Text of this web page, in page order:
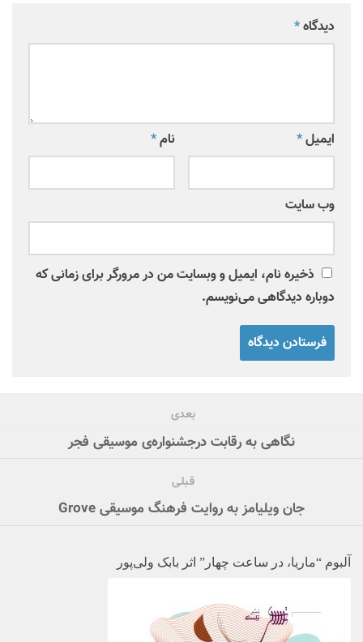
دیدگاه*
نام* ایمیل*
وب‌ سایت
ذخیره نام، ایمیل و وبسایت من در مرورگر برای زمانی که
دوباره دیدگاهی می‌نویسم.
بعدی
نگاهی به رقابت درجشنواره‌ی موسیقی فجر
قبلی
جان ویلیامز به روایت فرهنگ موسیقی Grove
آلبوم “ماریا، در ساعت چهار” اثر بابک ولی‌پور